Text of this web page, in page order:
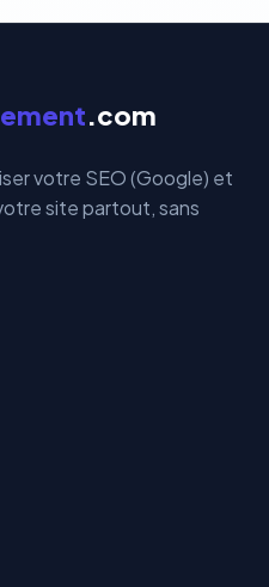
.com
votre SEO (Google) et
site partout, sans